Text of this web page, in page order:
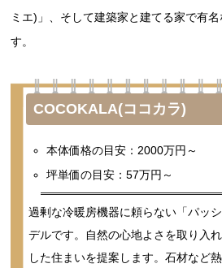
ミエ)」、そして建築家と建てる家で有
す。
COCOKALA(ココカラ)
本体価格の目安：2000万円～
坪単価の目安：57万円～
過剰な冷暖房機器に頼らない「パッ
デルです。自然の心地よさを取り入
した住まいを提案します。石材など